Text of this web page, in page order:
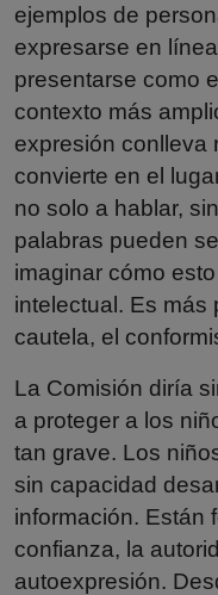
ejemplos de
expresarse en
presentarse como
contexto más
expresión conlleva
convierte en el
no solo a hablar,
palabras pueden
imaginar cómo
intelectual. Es más
cautela, el
La Comisión diría
a proteger a los
tan grave. Los
sin capacidad
información. Están
confianza, la
autoexpresión.